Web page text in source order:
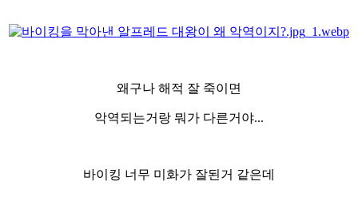
왜구나 해적 잘 죽이면
악역되는거랑 뭐가 다른거야...
바이킹 너무 미화가 잘된거 같은데